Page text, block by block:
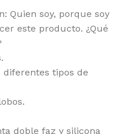
Quien soy, porque soy
este producto. ¿Qué
tipos de
doble faz y silicona